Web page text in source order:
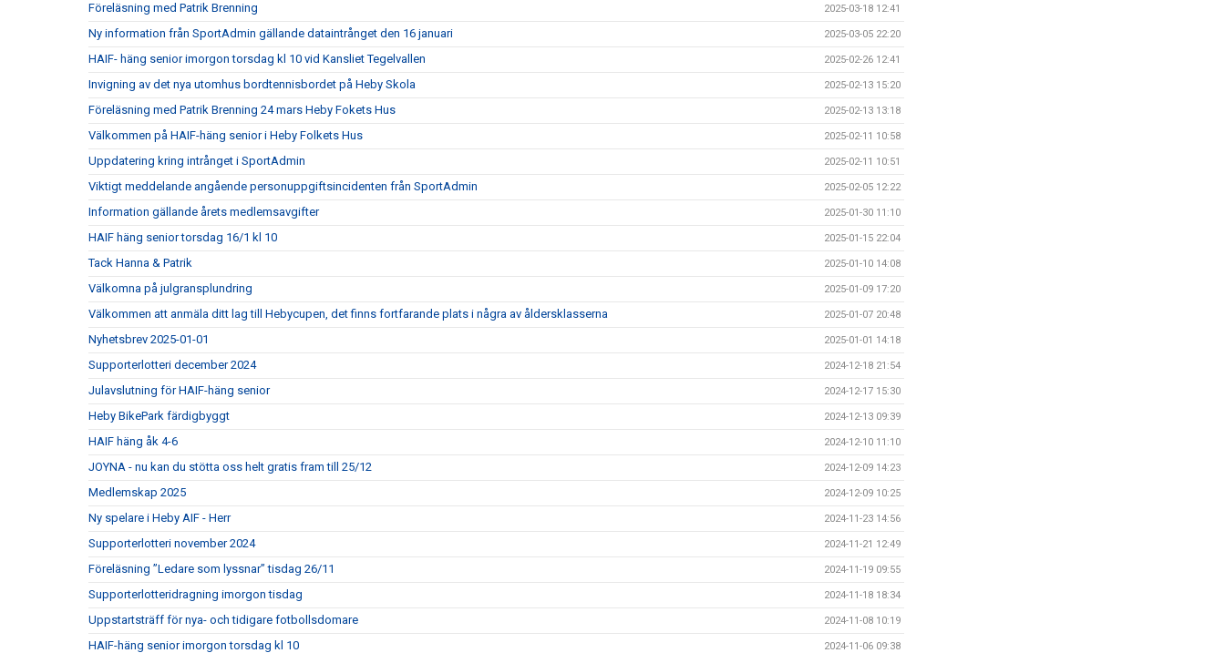
Föreläsning med Patrik Brenning 2025-03-18 12:41
Ny information från SportAdmin gällande dataintrånget den 16 januari 2025-03-05 22:20
HAIF- häng senior imorgon torsdag kl 10 vid Kansliet Tegelvallen 2025-02-26 12:41
Invigning av det nya utomhus bordtennisbordet på Heby Skola 2025-02-13 15:20
Föreläsning med Patrik Brenning 24 mars Heby Fokets Hus 2025-02-13 13:18
Välkommen på HAIF-häng senior i Heby Folkets Hus 2025-02-11 10:58
Uppdatering kring intrånget i SportAdmin 2025-02-11 10:51
Viktigt meddelande angående personuppgiftsincidenten från SportAdmin 2025-02-05 12:22
Information gällande årets medlemsavgifter 2025-01-30 11:10
HAIF häng senior torsdag 16/1 kl 10 2025-01-15 22:04
Tack Hanna & Patrik 2025-01-10 14:08
Välkomna på julgransplundring 2025-01-09 17:20
Välkommen att anmäla ditt lag till Hebycupen, det finns fortfarande plats i några av åldersklasserna 2025-01-07 20:48
Nyhetsbrev 2025-01-01 2025-01-01 14:18
Supporterlotteri december 2024 2024-12-18 21:54
Julavslutning för HAIF-häng senior 2024-12-17 15:30
Heby BikePark färdigbyggt 2024-12-13 09:39
HAIF häng åk 4-6 2024-12-10 11:10
JOYNA - nu kan du stötta oss helt gratis fram till 25/12 2024-12-09 14:23
Medlemskap 2025 2024-12-09 10:25
Ny spelare i Heby AIF - Herr 2024-11-23 14:56
Supporterlotteri november 2024 2024-11-21 12:49
Föreläsning ”Ledare som lyssnar” tisdag 26/11 2024-11-19 09:55
Supporterlotteridragning imorgon tisdag 2024-11-18 18:34
Uppstartsträff för nya- och tidigare fotbollsdomare 2024-11-08 10:19
HAIF-häng senior imorgon torsdag kl 10 2024-11-06 09:38